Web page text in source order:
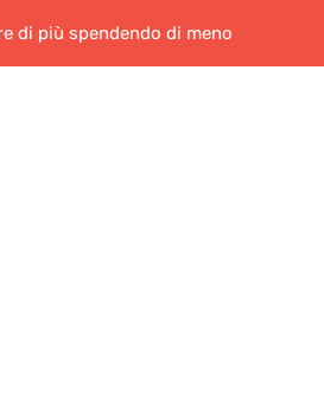
di più spendendo di meno